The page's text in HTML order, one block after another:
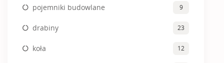
pojemniki budowlane 9
drabiny 23
koła 12